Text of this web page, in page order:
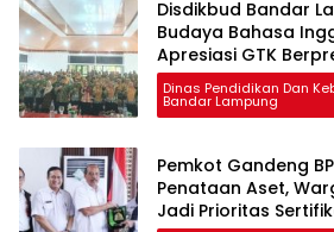
Disdikbud Bandar
Budaya Bahasa
Apresiasi GTK
Dinas Pendidikan Dan
Bandar Lampung
Pemkot Gandeng
Penataan Aset,
Jadi Prioritas